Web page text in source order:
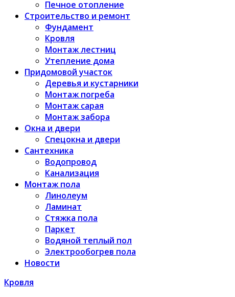
Печное отопление
Строительство и ремонт
Фундамент
Кровля
Монтаж лестниц
Утепление дома
Придомовой участок
Деревья и кустарники
Монтаж погреба
Монтаж сарая
Монтаж забора
Окна и двери
Спецокна и двери
Сантехника
Водопровод
Канализация
Монтаж пола
Линолеум
Ламинат
Стяжка пола
Паркет
Водяной теплый пол
Электрообогрев пола
Новости
Кровля